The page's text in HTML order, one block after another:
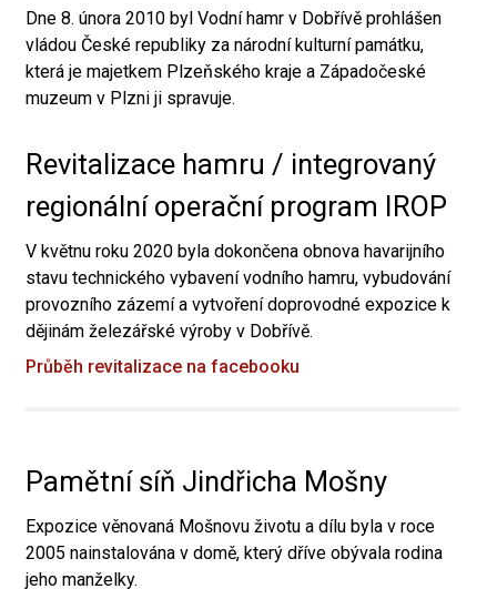
Dne 8. února 2010 byl Vodní hamr v Dobřívě prohlášen
vládou České republiky za národní kulturní památku,
která je majetkem Plzeňského kraje a Západočeské
muzeum v Plzni ji spravuje.
Revitalizace hamru / integrovaný
regionální operační program IROP
V květnu roku 2020 byla dokončena obnova havarijního
stavu technického vybavení vodního hamru, vybudování
provozního zázemí a vytvoření doprovodné expozice k
dějinám železářské výroby v Dobřívě.
Průběh revitalizace na facebooku
Pamětní síň Jindřicha Mošny
Expozice věnovaná Mošnovu životu a dílu byla v roce
2005 nainstalována v domě, který dříve obývala rodina
jeho manželky.